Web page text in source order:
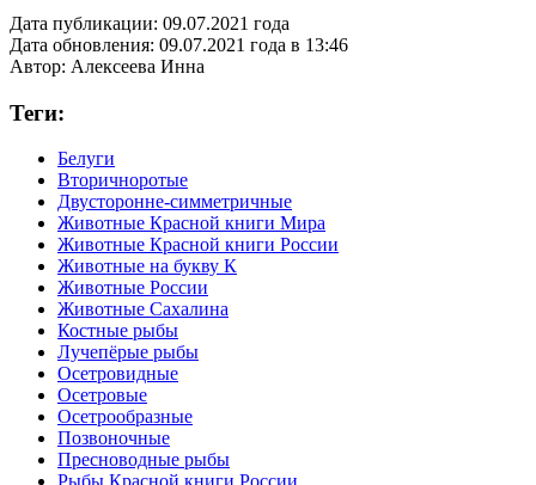
Дата публикации: 09.07.2021 года
Дата обновления: 09.07.2021 года в 13:46
Автор: Алексеева Инна
Теги:
Белуги
Вторичноротые
Двусторонне-симметричные
Животные Красной книги Мира
Животные Красной книги России
Животные на букву К
Животные России
Животные Сахалина
Костные рыбы
Лучепёрые рыбы
Осетровидные
Осетровые
Осетрообразные
Позвоночные
Пресноводные рыбы